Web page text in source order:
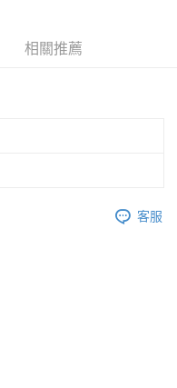
相關推薦
客服